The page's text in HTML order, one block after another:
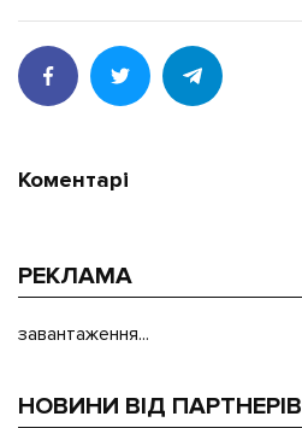
Коментарі
РЕКЛАМА
завантаження...
НОВИНИ ВІД ПАРТНЕРІВ